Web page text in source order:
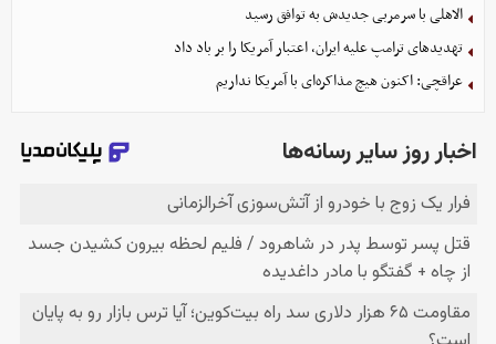
الاهلی با سرمربی جدیدش به توافق رسید
تهدیدهای ترامپ علیه ایران، اعتبار آمریکا را بر باد داد
عراقچی: اکنون هیچ مذاکره‌ای با آمریکا نداریم